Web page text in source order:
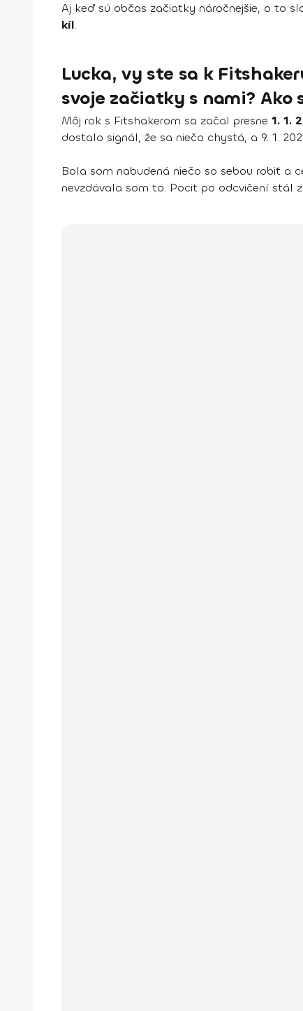
Aj keď sú občas začiatky náročnejšie, o to
kíl.
Lucka, vy ste sa k
svoje začiatky s nami? Ako
Môj rok s Fitshakerom sa začal presne 1. 1.
dostalo signál, že sa niečo chystá, a 9. 1.
Bola som nabudená niečo so sebou robiť a
nevzdávala som to. Pocit po odcvičení stál